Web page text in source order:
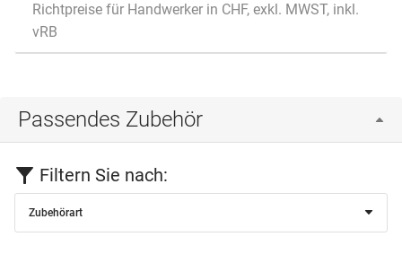
Richtpreise für Handwerker in CHF, exkl. MWST, inkl.
vRB
Passendes Zubehör
Filtern Sie nach:
Zubehörart